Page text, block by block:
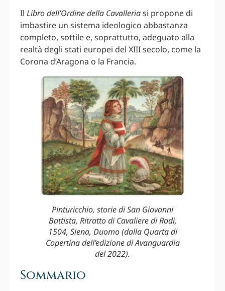
Il Libro dell’Ordine della Cavalleriasi propone di
imbastire un sistema ideologico abbastanza
completo, sottile e, soprattutto, adeguato alla
realtà degli stati europei del XIII secolo, come la
Corona d’Aragona o la Francia.
Pinturicchio, storie di San Giovanni
Battista, Ritratto di Cavaliere di Rodi,
1504, Siena, Duomo (dalla Quarta di
Copertina dell’edizione di Avanguardia
del 2022).
Sommario